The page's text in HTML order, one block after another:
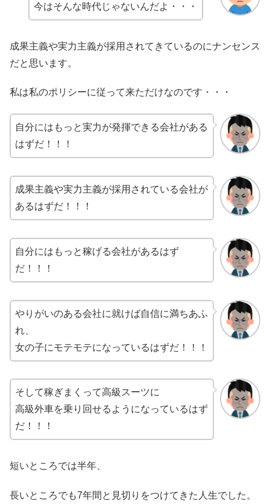
今はそんな時代じゃないんだよ・・・
成果主義や実力主義が採用されてきているのにナンセンス
だと思います。
私は私のポリシーに従って来ただけなのです・・・
自分にはもっと実力が発揮できる会社がある
はずだ！！！
成果主義や実力主義が採用されている会社が
あるはずだ！！！
自分にはもっと稼げる会社があるはず
だ！！！
やりがいのある会社に就けば自信に満ちあふ
れ、
女の子にモテモテになっているはずだ！！！
そして稼ぎまくって高級スーツに
高級外車を乗り回せるようになっているはず
だ！！！
短いところでは半年、
長いところでも7年間と見切りをつけてきた人生でした。